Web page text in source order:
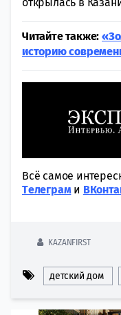
Читайте также:
историю
Всё самое
Tелеграми
KAZANFIRST
детский дом